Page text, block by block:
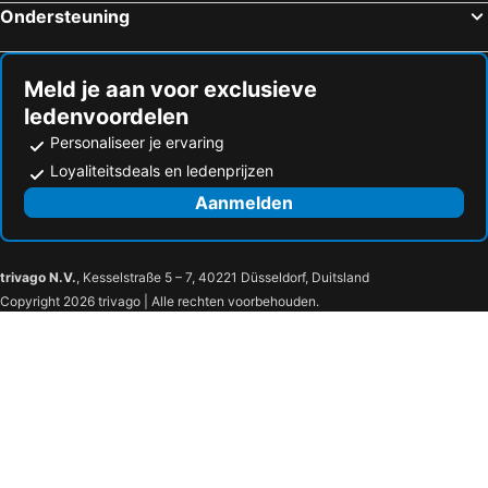
Hotels in Alfafar
Hotels in Alcoy
Hotels in Busot
Ondersteuning
Meld je aan voor exclusieve
ledenvoordelen
Personaliseer je ervaring
Loyaliteitsdeals en ledenprijzen
Aanmelden
trivago N.V., Kesselstraße 5 – 7, 40221 Düsseldorf, Duitsland
Copyright 2026 trivago | Alle rechten voorbehouden.